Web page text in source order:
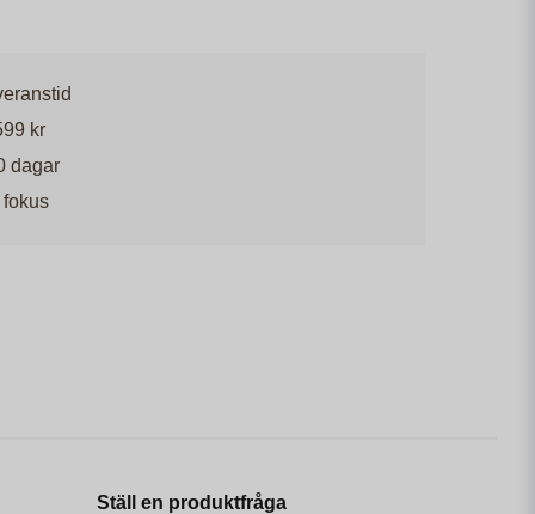
kr
dagar
Ställ en produktfråga